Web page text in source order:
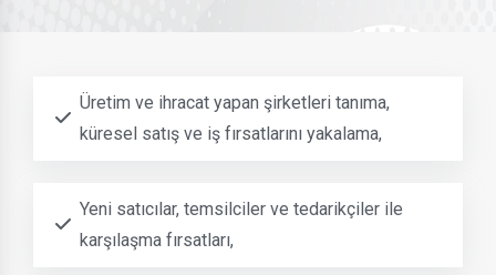
Üretim ve ihracat yapan şirketleri tanıma,
küresel satış ve iş fırsatlarını yakalama,
Yeni satıcılar, temsilciler ve tedarikçiler ile
karşılaşma fırsatları,